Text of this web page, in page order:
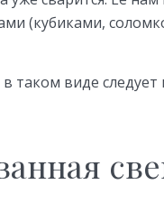
(кубиками,
таком виде